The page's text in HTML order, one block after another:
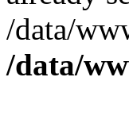
/data/
/data/